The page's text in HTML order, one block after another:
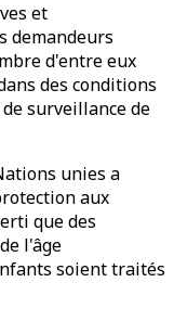
et
demandeurs
d'entre eux
des conditions
surveillance de
unies a
aux
que des
l'âge
soient traités